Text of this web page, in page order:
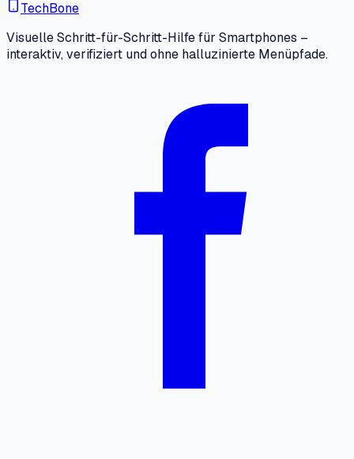
TechBone
Visuelle Schritt-für-Schritt-Hilfe für Smartphones –
interaktiv, verifiziert und ohne halluzinierte Menüpfade.